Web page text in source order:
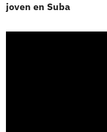
joven en Suba